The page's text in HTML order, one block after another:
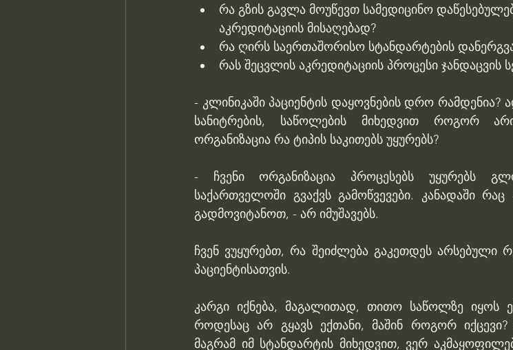
რა გზის გავლა მოუწევთ სამედიცინო
აკრედიტაციის მისაღებად?
რა ღირს საერთაშორისო სტანდარტების
რას შეცვლის აკრედიტაციის პროცესი ჯანდაცვის
- კლინიკაში პაციენტის დაყოვნების დრო რამდენია?
სანიტრების, საწოლების მიხედვით როგორ
ორგანიზაცია რა ტიპის საკითებს უყურებს?
- ჩვენი ორგანიზაცია პროცესებს უყურებს
საქართველოში გვაქვს გამოწვევები. კანადაში
გადმოვიტანოთ, - არ იმუშავებს.
ჩვენ ვუყურებთ, რა შეიძლება გაკეთდეს არსებული
პაციენტისათვის.
კარგი იქნება, მაგალითად, თითო საწოლზე იყოს
როდესაც არ გყავს ექთანი, მაშინ როგორ
მაგრამ იმ სტანდარტის მიხედვით, ვერ